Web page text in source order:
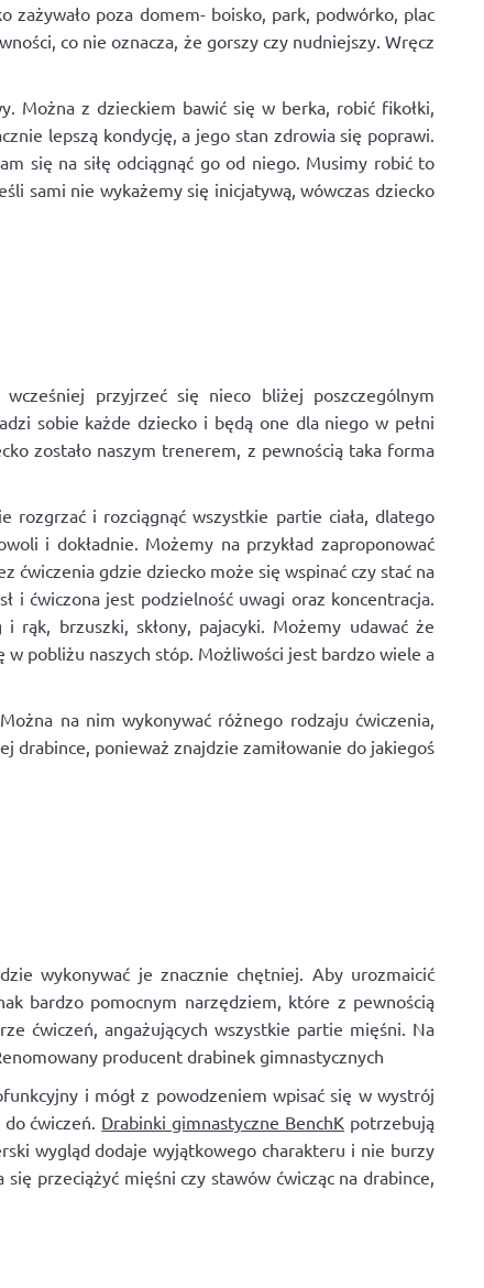
poza domem- boisko, park, podwórko, plac
co nie oznacza, że gorszy czy nudniejszy. Wręcz
Można z dzieckiem bawić się w berka, robić fikołki,
lepszą kondycję, a jego stan zdrowia się poprawi.
się na siłę odciągnąć go od niego. Musimy robić to
sami nie wykażemy się inicjatywą, wówczas dziecko
przyjrzeć się nieco bliżej poszczególnym
sobie każde dziecko i będą one dla niego w pełni
zostało naszym trenerem, z pewnością taka forma
rozgrzać i rozciągnąć wszystkie partie ciała, dlatego
i dokładnie. Możemy na przykład zaproponować
ćwiczenia gdzie dziecko może się wspinać czy stać na
i ćwiczona jest podzielność uwagi oraz koncentracja.
brzuszki, skłony, pajacyki. Możemy udawać że
w pobliżu naszych stóp. Możliwości jest bardzo wiele a
na nim wykonywać różnego rodzaju ćwiczenia,
drabince, ponieważ znajdzie zamiłowanie do jakiegoś
wykonywać je znacznie chętniej. Aby urozmaicić
bardzo pomocnym narzędziem, które z pewnością
ćwiczeń, angażujących wszystkie partie mięśni. Na
producent drabinek gimnastycznych
i mógł z powodzeniem wpisać się w wystrój
ćwiczeń. Drabinki gimnastyczne BenchK potrzebują
wygląd dodaje wyjątkowego charakteru i nie burzy
przeciążyć mięśni czy stawów ćwicząc na drabince,